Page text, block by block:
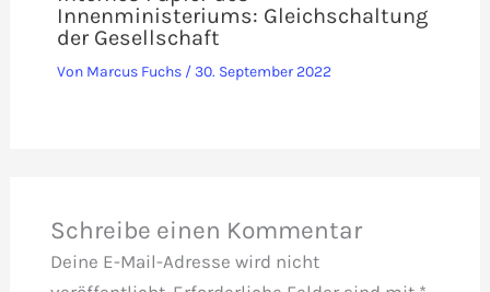
Innenministeriums: Gleichschaltung
der Gesellschaft
Von Marcus Fuchs /30. September 2022
Schreibe einen Kommentar
Deine E-Mail-Adresse wird nicht